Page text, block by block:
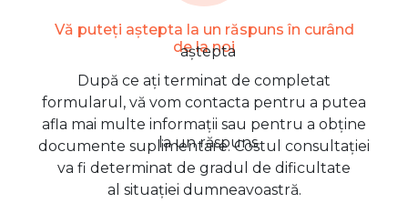
Vă puteți aștepta la un răspuns în curând
de la noi
După ce ați terminat de completat
formularul, vă vom contacta pentru a putea
afla mai multe informații sau pentru a obține
documente suplimentare. Costul consultației
va fi determinat de gradul de dificultate
al situației dumneavoastră.